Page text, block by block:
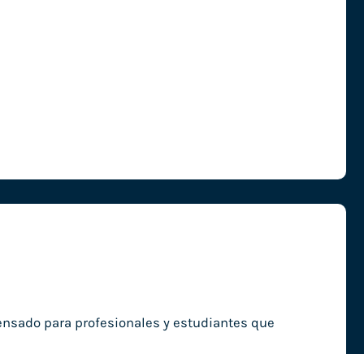
para profesionales y estudiantes que